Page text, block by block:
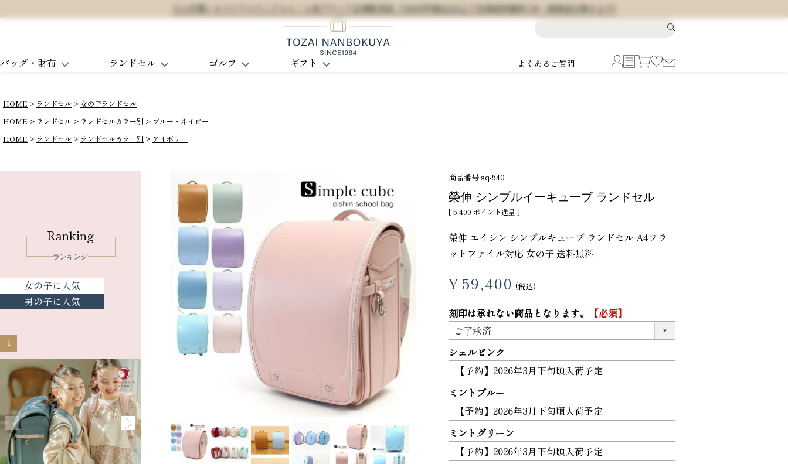
大人可愛いオリジナルランドセル / 人気ブランド正規販売店 / 5,500円(税込)以上で全国送料無料 (※一部商品を除きます)
バッグ・財布 ランドセル ゴルフ ギフト よくあるご質問
HOME ランドセル
女の子ランドセル
HOME
ランドセル ランドセルカラー別
ブルー・ネイビー
HOME
ランドセル ランドセルカラー別 アイボリー
Ranking
ランキング
女の子に人気
男の子に人気
1 4 5
商品番号sq-540
榮伸 シンプルイーキューブ ランドセル
[5,400 ポイント進呈 ]
榮伸 エイシン シンプルキューブ ランドセル A4フラ
ットファイル対応 女の子 送料無料
¥59,400 税込
刻印は承れない商品となります。 【必須】
シェルピンク
ミントブルー
ミントグリーン